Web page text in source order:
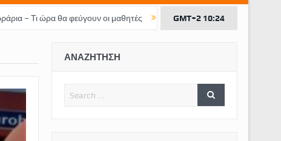
θα φεύγουν οι μαθητές Τι ξεχνάμε να διδάξουμε στα παιδιά
GMT+2 10:24
ΑΝΑΖΗΤΗΣΗ